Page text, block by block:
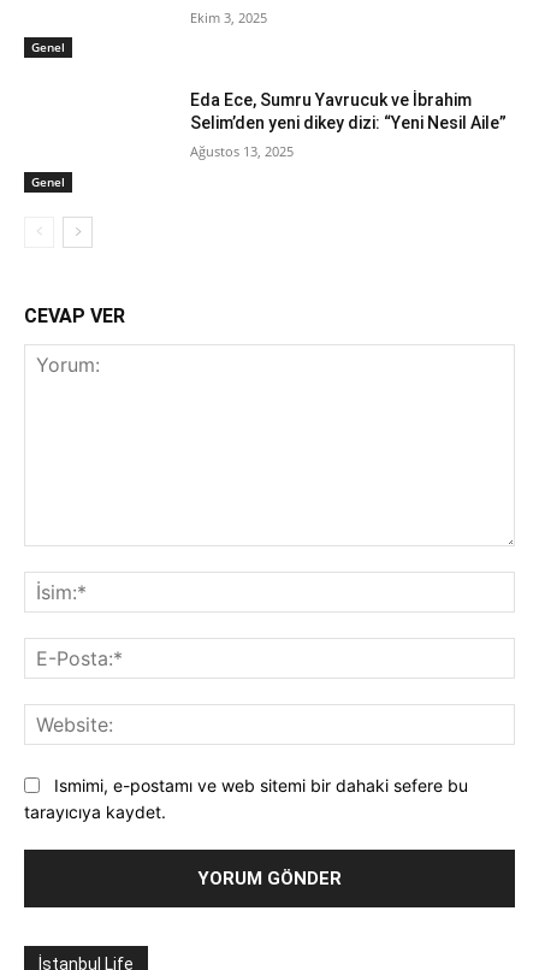
Genel
Ekim 3, 2025
Genel
Eda Ece, Sumru Yavrucuk ve İbrahim
Selim’den yeni dikey dizi: “Yeni Nesil Aile”
Ağustos 13, 2025
CEVAP VER
Ismimi, e-postamı ve web sitemi bir dahaki sefere bu
tarayıcıya kaydet.
İstanbul Life